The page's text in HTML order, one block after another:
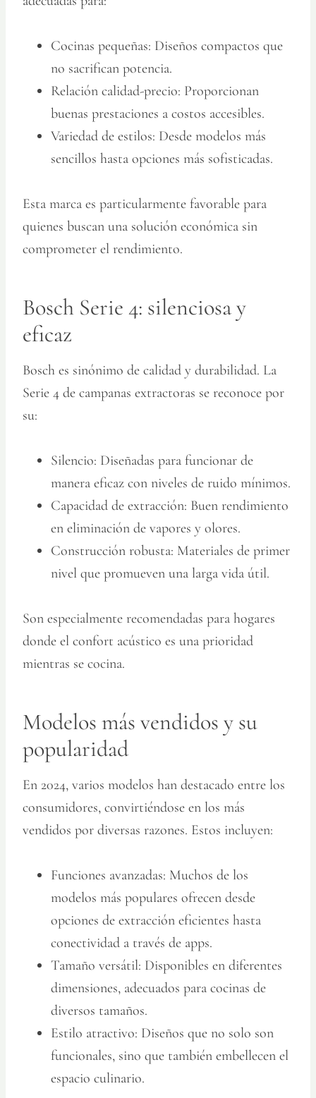
Cocinas pequeñas: Diseños compactos que
no sacrifican potencia.
Relación calidad-precio: Proporcionan
buenas prestaciones a costos accesibles.
Variedad de estilos: Desde modelos más
sencillos hasta opciones más sofisticadas.
Esta marca es particularmente favorable para
quienes buscan una solución económica sin
comprometer el rendimiento.
Bosch Serie 4: silenciosa y
eficaz
Bosch es sinónimo de calidad y durabilidad. La
Serie 4 de campanas extractoras se reconoce por
su:
Silencio: Diseñadas para funcionar de
manera eficaz con niveles de ruido mínimos.
Capacidad de extracción: Buen rendimiento
en eliminación de vapores y olores.
Construcción robusta: Materiales de primer
nivel que promueven una larga vida útil.
Son especialmente recomendadas para hogares
donde el confort acústico es una prioridad
mientras se cocina.
Modelos más vendidos y su
popularidad
En 2024, varios modelos han destacado entre los
consumidores, convirtiéndose en los más
vendidos por diversas razones. Estos incluyen:
Funciones avanzadas: Muchos de los
modelos más populares ofrecen desde
opciones de extracción eficientes hasta
conectividad a través de apps.
Tamaño versátil: Disponibles en diferentes
dimensiones, adecuados para cocinas de
diversos tamaños.
Estilo atractivo: Diseños que no solo son
funcionales, sino que también embellecen el
espacio culinario.